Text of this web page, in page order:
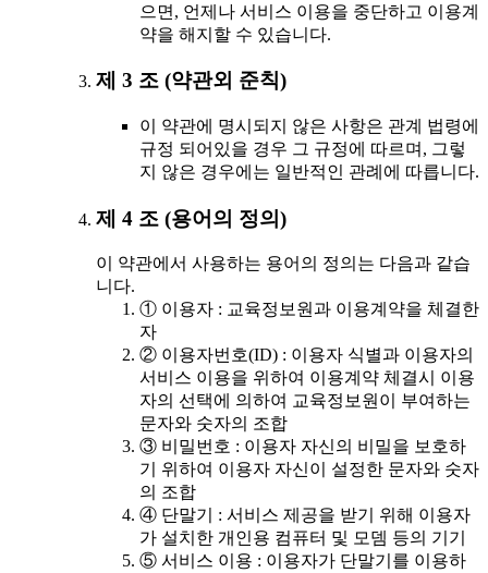
으면, 언제나 서비스 이용을 중단하고 이용계
약을 해지할 수 있습니다.
제 3 조 (약관외 준칙)
이 약관에 명시되지 않은 사항은 관계 법령에
규정 되어있을 경우 그 규정에 따르며, 그렇
지 않은 경우에는 일반적인 관례에 따릅니다.
제 4 조 (용어의 정의)
이 약관에서 사용하는 용어의 정의는 다음과 같습
니다.
① 이용자 : 교육정보원과 이용계약을 체결한
자
② 이용자번호(ID) : 이용자 식별과 이용자의
서비스 이용을 위하여 이용계약 체결시 이용
자의 선택에 의하여 교육정보원이 부여하는
문자와 숫자의 조합
③ 비밀번호 : 이용자 자신의 비밀을 보호하
기 위하여 이용자 자신이 설정한 문자와 숫자
의 조합
④ 단말기 : 서비스 제공을 받기 위해 이용자
가 설치한 개인용 컴퓨터 및 모뎀 등의 기기
⑤ 서비스 이용 : 이용자가 단말기를 이용하